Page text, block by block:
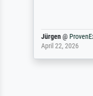
Jürgen@
April 22, 2026